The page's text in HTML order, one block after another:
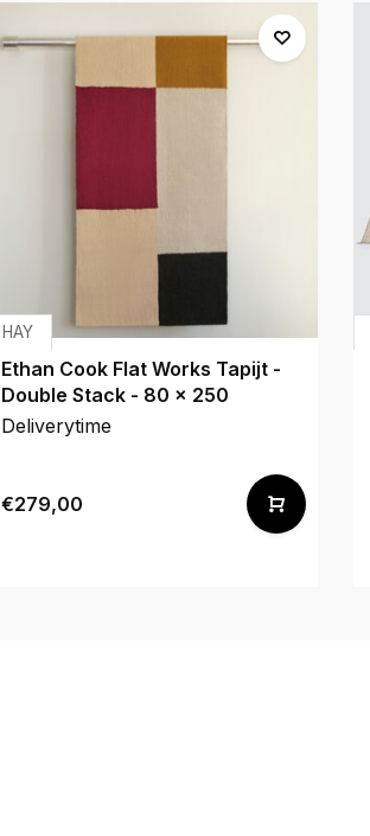
HAY
Ethan Cook Flat Works Tapijt -
Double Stack - 80 x 250
Deliverytime
€279,00